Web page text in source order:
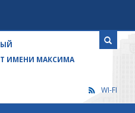
ИМЕНИ МАКСИМА
WI-FI